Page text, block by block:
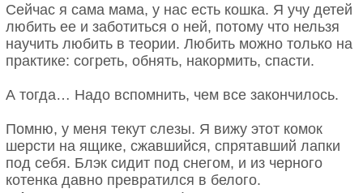
Сейчас я сама мама, у нас есть кошка. Я учу детей
любить ее и заботиться о ней, потому что нельзя
научить любить в теории. Любить можно только на
практике: согреть, обнять, накормить, спасти.
А тогда… Надо вспомнить, чем все закончилось.
Помню, у меня текут слезы. Я вижу этот комок
шерсти на ящике, сжавшийся, спрятавший лапки
под себя. Блэк сидит под снегом, и из черного
котенка давно превратился в белого.